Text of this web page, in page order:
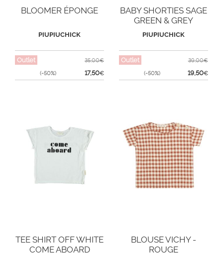
BLOOMER ÉPONGE
PIUPIUCHICK
Outlet
(-50%)
35,00€
17,50€
BABY SHORTIES SAGE
GREEN & GREY
STRIPES
PIUPIUCHICK
Outlet
(-50%)
39,00€
19,50€
TEE SHIRT OFF WHITE
COME ABOARD
BLOUSE VICHY -
ROUGE